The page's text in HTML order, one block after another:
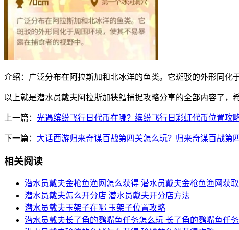
介绍：广泛分布在阿拉斯加和北冰洋的鱼类。它斑驳的外形同化
以上就是潜水员戴夫阿拉斯加狭鳕捕捉攻略分享的全部内容了，
上一篇： 光遇缤纷飞行日代币在哪？缤纷飞行日彩虹代币位置攻
下一篇： 大话西游归来奇谋百战第四关怎么玩？归来奇谋百战第
相关阅读
潜水员戴夫金枪鱼渔网怎么获得 潜水员戴夫金枪鱼渔网获
潜水员戴夫怎么开分店 潜水员戴夫开分店方法
潜水员戴夫玉架子在哪 玉架子位置攻略
潜水员戴夫长了角的鹦嘴鱼任务怎么玩 长了角的鹦嘴鱼任